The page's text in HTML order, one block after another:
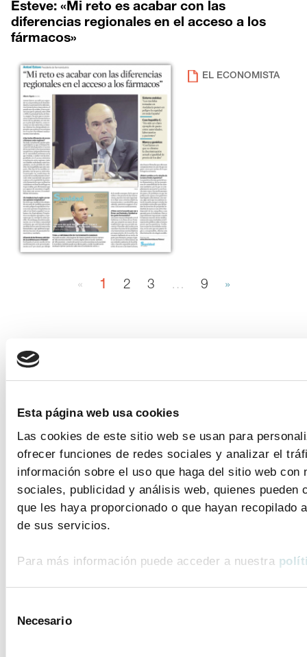
Esta página web usa cookies
Las cookies de este sitio web se usan para
ofrecer funciones de redes sociales y analizar el
información sobre el uso que haga del sitio web con
sociales, publicidad y análisis web, quienes pueden
que les haya proporcionado o que hayan recopilado
de sus servicios.
Para más información puede acceder a nuestra
Necesario
Esteve: «Mi reto es acabar con las
diferencias regionales en el acceso a los
fármacos»
EL ECONOMISTA
« 1 2 3 … 9 »
TEMAS
Acceso Coronavirus Ensayos clínicos Farmaindustria
Gasto farmacéutico I + D Industria farmacéutica
Legislación MedicamentosPacientes
El valor estratégico de la industria